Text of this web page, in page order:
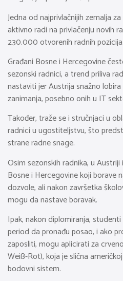
Jedna od najprivlačnijih zemalja
aktivno radi na privlačenju novih
230.000 otvorenih radnih pozicija.
Građani Bosne i Hercegovine
sezonski radnici, a trend priliva
nastaviti jer Austrija snažno
zanimanja, posebno onih u IT
Također, traže se i stručnjaci u
radnici u ugostiteljstvu, što
strane radne snage.
Osim sezonskih radnika, u
Bosne i Hercegovine koji borave
dozvole, ali nakon završetka
mogu da nastave boravak.
Ipak, nakon diplomiranja,
period da pronađu posao, i ako
zaposliti, mogu aplicirati za
Weiß-Rot), koja je slična
bodovni sistem.